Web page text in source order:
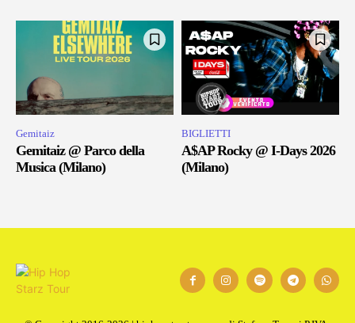
Gemitaiz
Gemitaiz @ Parco della
Musica (Milano)
BIGLIETTI
A$AP Rocky @ I-Days 2026
(Milano)